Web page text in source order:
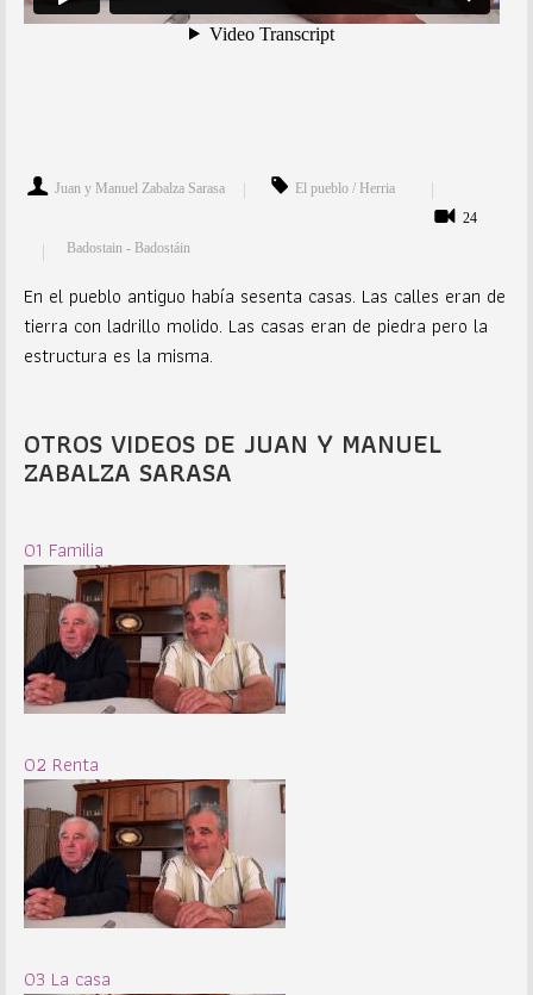
Juan y Manuel Zabalza Sarasa
El pueblo / Herria
24
Badostain - Badostáin
En el pueblo antiguo había sesenta casas. Las calles eran de
tierra con ladrillo molido. Las casas eran de piedra pero la
estructura es la misma.
OTROS VIDEOS DE JUAN Y MANUEL
ZABALZA SARASA
01 Familia
02 Renta
03 La casa